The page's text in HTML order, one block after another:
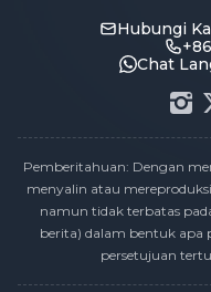
Hubungi
Chat
Pemberitahuan: Dengan
menyalin atau
namun tidak terbatas
berita) dalam bentuk
persetujuan